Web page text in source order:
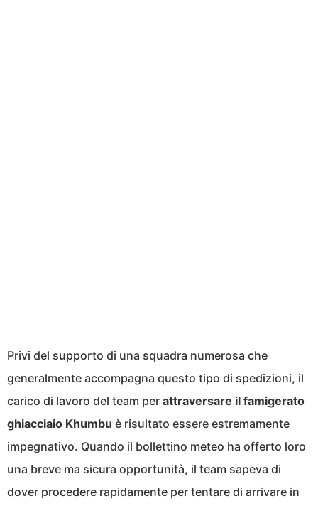
Privi del supporto di una squadra numerosa che
generalmente accompagna questo tipo di spedizioni, il
carico di lavoro del team per attraversare il famigerato
ghiacciaio Khumbu è risultato essere estremamente
impegnativo. Quando il bollettino meteo ha offerto loro
una breve ma sicura opportunità, il team sapeva di
dover procedere rapidamente per tentare di arrivare in